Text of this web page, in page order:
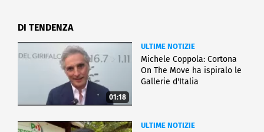
DI TENDENZA
01:18
ULTIME NOTIZIE
Michele Coppola: Cortona
On The Move ha ispiralo le
Gallerie d'Italia
ULTIME NOTIZIE